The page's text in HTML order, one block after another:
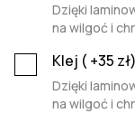
Dzięki
na wilgoć i
Klej ( +35 zł)
Dzięki
na wilgoć i